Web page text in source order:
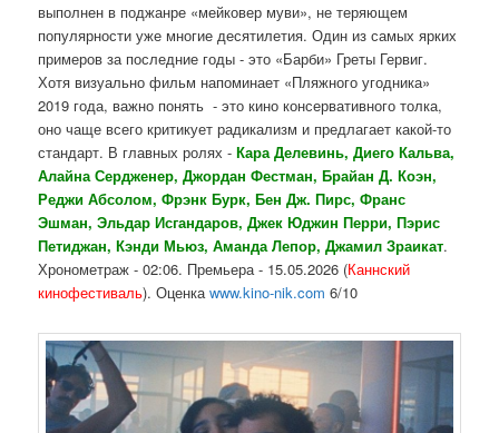
выполнен в поджанре «мейковер муви», не теряющем
популярности уже многие десятилетия. Один из самых ярких
примеров за последние годы - это «Барби» Греты Гервиг.
Хотя визуально фильм напоминает «Пляжного угодника»
2019 года, важно понять - это кино консервативного толка,
оно чаще всего критикует радикализм и предлагает какой-то
стандарт. В главных ролях -Кара Делевинь, Диего Кальва,
Алайна Сердженер, Джордан Фестман, Брайан Д. Коэн,
Реджи Абсолом, Фрэнк Бурк, Бен Дж. Пирс, Франс
Эшман, Эльдар Исгандаров, Джек Юджин Перри, Пэрис
Петиджан, Кэнди Мьюз, Аманда Лепор, Джамил Зраикат.
Хронометраж - 02:06. Премьера - 15.05.2026 (Каннский
кинофестиваль). Оценкаwww.kino-nik.com 6/10